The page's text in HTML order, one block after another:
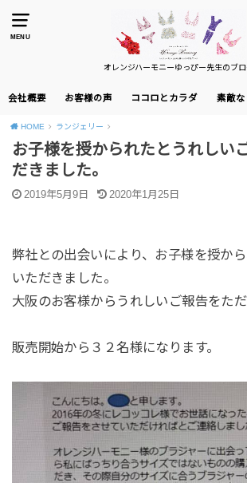
MENU
オレンジハーモニーゆっぴー先生のブ
会社概要 お客様の声 ココロとカラダ 素敵な
HOME ランジェリー
お子様を授かられたとうれしい
だきました。
2019年5月9日 2020年1月25日
弊社との出会いにより、お子様を授か
いただきました。
大阪のお客様からうれしいご報告をただ
販売開始から３２名様になります。